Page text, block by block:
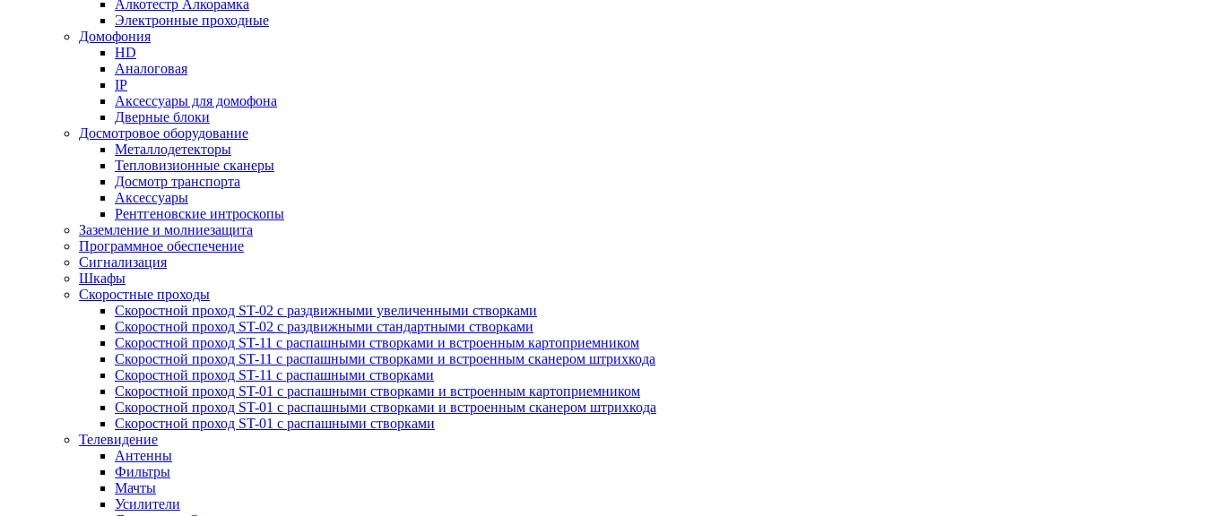
Алкотестр Алкорамка
Электронные проходные
Домофония
HD
Аналоговая
IP
Аксессуары для домофона
Дверные блоки
Досмотровое оборудование
Металлодетекторы
Тепловизионные сканеры
Досмотр транспорта
Аксессуары
Рентгеновские интроскопы
Заземление и молниезащита
Программное обеспечение
Сигнализация
Шкафы
Скоростные проходы
Скоростной проход ST-02 с раздвижными увеличенными створками
Скоростной проход ST-02 с раздвижными стандартными створками
Скоростной проход ST-11 с распашными створками и встроенным картоприемником
Скоростной проход ST-11 с распашными створками и встроенным сканером штрихкода
Скоростной проход ST-11 с распашными створками
Скоростной проход ST-01 с распашными створками и встроенным картоприемником
Скоростной проход ST-01 с распашными створками и встроенным сканером штрихкода
Скоростной проход ST-01 с распашными створками
Телевидение
Антенны
Фильтры
Мачты
Усилители